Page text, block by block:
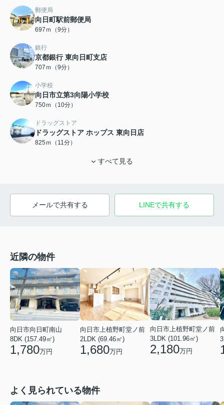
郵便局
向日町駅前郵便局
697ｍ（9分）
銀行
京都銀行 東向日町支店
707ｍ（9分）
小学校
向日市立第3向陽小学校
750ｍ（10分）
ドラッグストア
ドラッグストア ホップス 東向日店
825ｍ（11分）
すべて見る
メールで共有する LINEで共有する
近隣の物件
向日市向日町南山
8DK (157.49㎡)
1,780万円
向日市上植野町堂ノ前
2LDK (69.46㎡)
1,680万円
向日市上植野町堂ノ前
3LDK (101.96㎡)
2,180万円
よく見られている物件